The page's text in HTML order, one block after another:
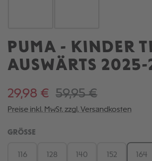
PUMA - KINDER
AUSWÄRTS 2025-
29,98 € 59,95 €
Preise inkl. MwSt. zzgl. Versandkosten
GRÖSSE
116 128 140 152 164